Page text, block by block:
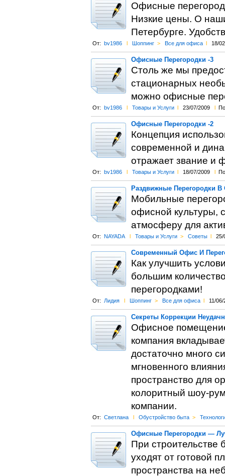
Офисные
Низкие цены. О
Петербурге.
От: bv1986 l Шоппинг > Все для офиса l 18/
Офисные Перегородки -3
Столь же мы
стационарных
можно офисные
От: bv1986 l Товары и Услуги l 23/07/2009 l
Офисные Перегородки -2
Концепция
современной и
отражает звание и
От: bv1986 l Товары и Услуги l 18/07/2009 l
Раздвижные Перегородки
Мобильные
офисной культуры,
атмосферу для
От: NAYADA l Товары и Услуги > Советы l 25/
Современный Офис И
Как улучшить
большим
перегородками!
От: Лидия l Шоппинг > Все для офиса l 11/06/
Секреты Коррекции
Офисное
компания
достаточно много
мгновенного
пространство для
колоритный шоу-
компании.
От: Светлана l Обустройство быта >
Офисные Перегородки —
При строительстве
уходят от готовой
пространства на